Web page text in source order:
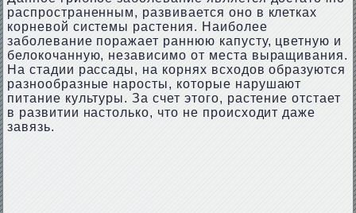
распространенным, развивается оно в клетках
корневой системы растения. Наиболее
заболевание поражает раннюю капусту, цветную и
белокочанную, независимо от места выращивания.
На стадии рассады, на корнях всходов образуются
разнообразные наросты, которые нарушают
питание культуры. За счет этого, растение отстает
в развитии настолько, что не происходит даже
завязь.